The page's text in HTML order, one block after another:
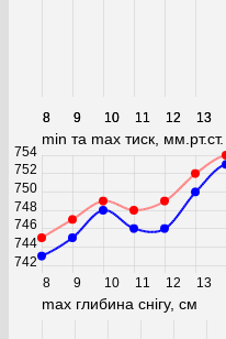
8 9 10 11 12 13
8 9 10 11 12 13
min та max тиск, мм.рт.ст.
8 9 10 11 12 13
742
744
746
748
750
752
754
max глибина снігу, см